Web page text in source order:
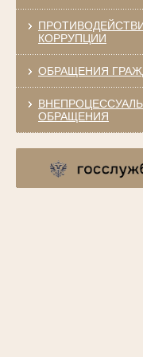
КОРРУПЦИИ
ОБРАЩЕНИЯ
ОБРАЩЕНИЯ